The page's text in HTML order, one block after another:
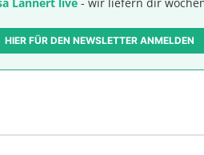
HIER FÜR DEN NEWSLETTER ANMELDEN